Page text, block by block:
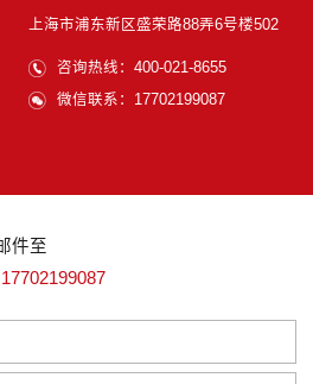
上海市浦东新区盛荣路88弄6号楼502
咨询热线：400-021-8655
微信联系：17702199087
件至
17702199087